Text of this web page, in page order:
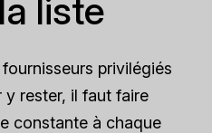
liste
privilégiés
rester, il faut faire
constante à chaque